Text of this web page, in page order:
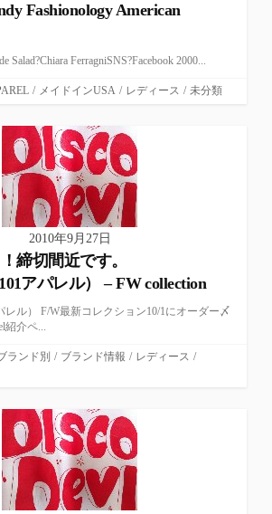
Fashionology American
Salad?Chiara FerragniSNS?Facebook 2000...
/ メイドインUSA / レディース / 未分類
2010年9月27日
締切間近です。
アパレル） – FW collection
レル） F/W最新コレクション10/1にオーダー〆
紹介ペ...
ランド別 / ブランド情報 / レディース /